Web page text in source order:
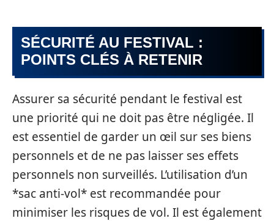
SÉCURITÉ AU FESTIVAL :
POINTS CLÉS À RETENIR
Assurer sa sécurité pendant le festival est
une priorité qui ne doit pas être négligée. Il
est essentiel de garder un œil sur ses biens
personnels et de ne pas laisser ses effets
personnels non surveillés. L’utilisation d’un
*sac anti-vol* est recommandée pour
minimiser les risques de vol. Il est également